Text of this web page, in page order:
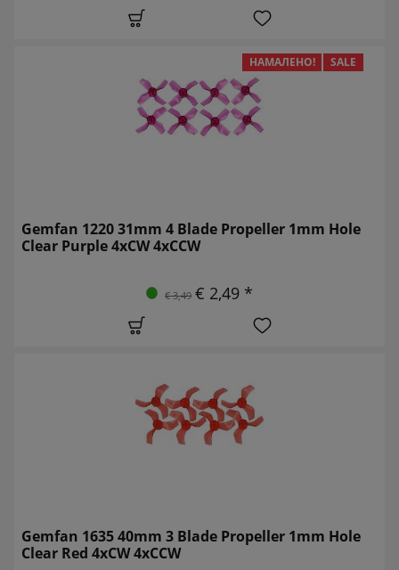
НАМАЛЕНО! SALE
Gemfan 1220 31mm 4 Blade Propeller 1mm Hole
Clear Purple 4xCW 4xCCW
€ 3,49 € 2,49 *
Gemfan 1635 40mm 3 Blade Propeller 1mm Hole
Clear Red 4xCW 4xCCW